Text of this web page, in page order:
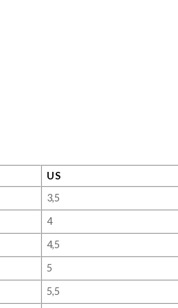
US
3,5
4
4,5
5
5,5